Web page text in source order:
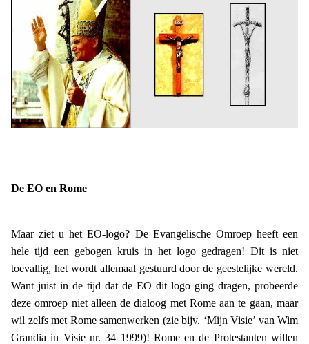
De EO en Rome
Maar ziet u het EO-logo? De Evangelische Omroep heeft een
hele tijd een gebogen kruis in het logo gedragen! Dit is niet
toevallig, het wordt allemaal gestuurd door de geestelijke wereld.
Want juist in de tijd dat de EO dit logo ging dragen, probeerde
deze omroep niet alleen de dialoog met Rome aan te gaan, maar
wil zelfs met Rome samenwerken (zie bijv. ‘Mijn Visie’ van Wim
Grandia in Visie nr. 34 1999)! Rome en de Protestanten willen